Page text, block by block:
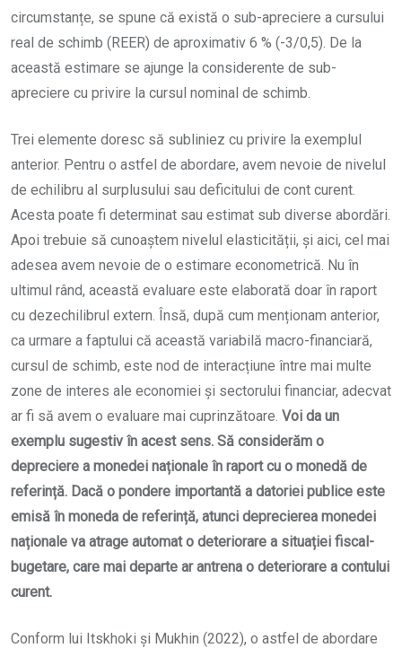
circumstanțe, se spune că există o sub-apreciere a cursului
real de schimb (REER) de aproximativ 6 % (-3/0,5). De la
această estimare se ajunge la considerente de sub-
apreciere cu privire la cursul nominal de schimb.
Trei elemente doresc să subliniez cu privire la exemplul
anterior. Pentru o astfel de abordare, avem nevoie de nivelul
de echilibru al surplusului sau deficitului de cont curent.
Acesta poate fi determinat sau estimat sub diverse abordări.
Apoi trebuie să cunoaștem nivelul elasticității, și aici, cel mai
adesea avem nevoie de o estimare econometrică. Nu în
ultimul rând, această evaluare este elaborată doar în raport
cu dezechilibrul extern. Însă, după cum menționam anterior,
ca urmare a faptului că această variabilă macro-financiară,
cursul de schimb, este nod de interacțiune între mai multe
zone de interes ale economiei și sectorului financiar, adecvat
ar fi să avem o evaluare mai cuprinzătoare. Voi da un
exemplu sugestiv în acest sens. Să considerăm o
depreciere a monedei naționale în raport cu o monedă de
referință. Dacă o pondere importantă a datoriei publice este
emisă în moneda de referință, atunci deprecierea monedei
naționale va atrage automat o deteriorare a situației fiscal-
bugetare, care mai departe ar antrena o deteriorare a contului
curent.
Conform lui Itskhoki și Mukhin (2022), o astfel de abordare